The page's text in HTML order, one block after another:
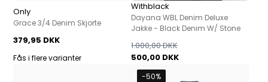
Only
Grace 3/4 Denim Skjorte
379,95 DKK
Fås i flere varianter
Withblack
Dayana WBL Denim Deluxe
Jakke - Black Denim W/ Stone
500,00 DKK
1.000,00 DKK
-50%